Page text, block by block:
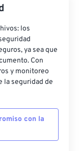
los
ya sea que
Con
y monitoreo
la seguridad de
con la